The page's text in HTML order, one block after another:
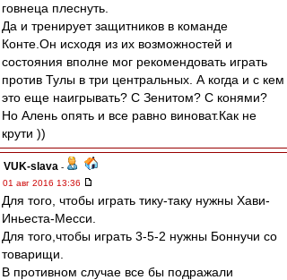
говнеца плеснуть.
Да и тренирует защитников в команде
Конте.Он исходя из их возможностей и
состояния вполне мог рекомендовать играть
против Тулы в три центральных. А когда и с кем
это еще наигрывать? С Зенитом? С конями?
Но Алень опять и все равно виноват.Как не
крути ))
VUK-slava -
01 авг 2016 13:36
Для того, чтобы играть тику-таку нужны Хави-
Иньеста-Месси.
Для того,чтобы играть 3-5-2 нужны Боннучи со
товарищи.
В противном случае все бы подражали